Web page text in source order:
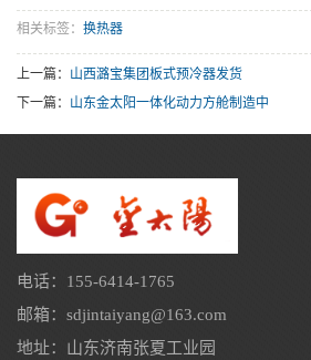
相关标签： 换热器
上一篇： 山西潞宝集团板式预冷器发货
下一篇： 山东金太阳一体化动力方舱制造中
电话：155-6414-1765
邮箱：sdjintaiyang@163.com
地址：山东济南张夏工业园